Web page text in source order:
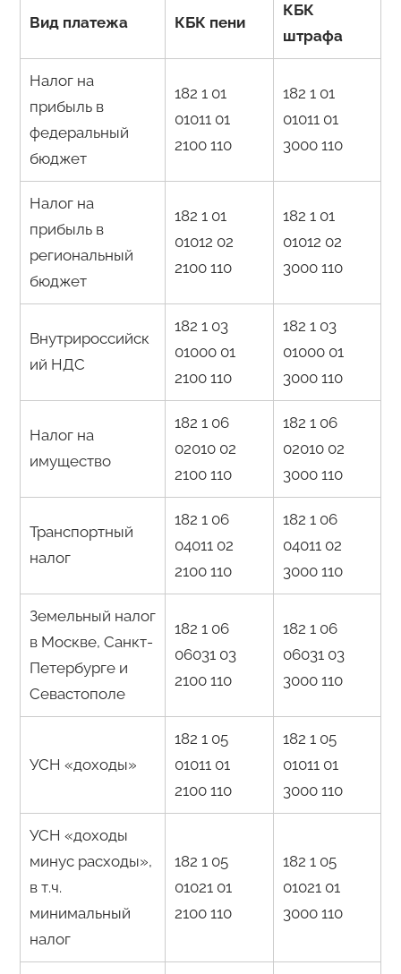
Вид платежа КБК пени
КБК
штрафа
Налог на
прибыль в
федеральный
бюджет
182 1 01
01011 01
2100 110
182 1 01
01011 01
3000 110
Налог на
прибыль в
региональный
бюджет
182 1 01
01012 02
2100 110
182 1 01
01012 02
3000 110
Внутрироссийск
ий НДС
182 1 03
01000 01
2100 110
182 1 03
01000 01
3000 110
Налог на
имущество
182 1 06
02010 02
2100 110
182 1 06
02010 02
3000 110
Транспортный
налог
182 1 06
04011 02
2100 110
182 1 06
04011 02
3000 110
Земельный налог
в Москве, Санкт-
Петербурге и
Севастополе
182 1 06
06031 03
2100 110
182 1 06
06031 03
3000 110
УСН «доходы»
182 1 05
01011 01
2100 110
182 1 05
01011 01
3000 110
УСН «доходы
минус расходы»,
в т.ч.
минимальный
налог
182 1 05
01021 01
2100 110
182 1 05
01021 01
3000 110